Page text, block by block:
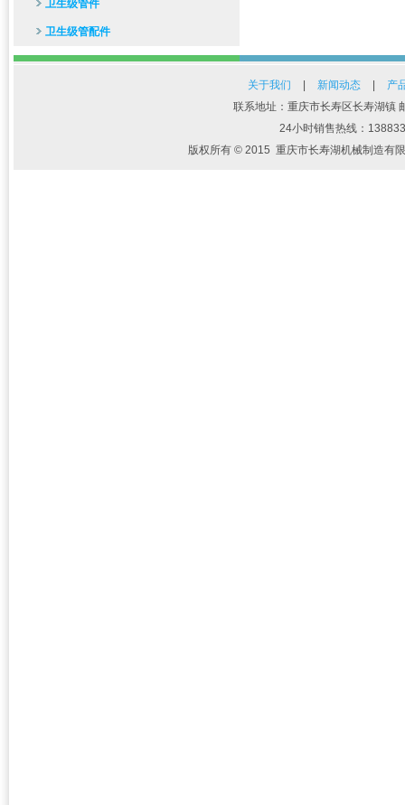
卫生级管件
卫生级管配件
关于我们 新闻动态
产
联系地址：重庆市长寿区长寿湖镇
24小时销售热线：
版权所有 © 2015 重庆市长寿湖机械制造有